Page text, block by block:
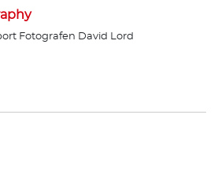
Fotografen David Lord